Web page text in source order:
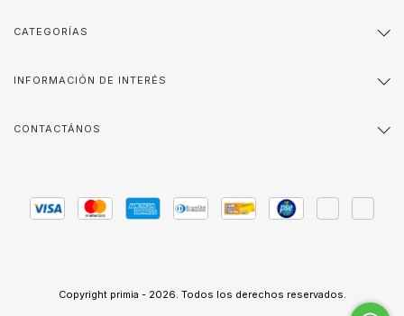
CATEGORÍAS
INFORMACIÓN DE INTERÉS
CONTACTÁNOS
Copyright primia - 2026. Todos los derechos reservados.